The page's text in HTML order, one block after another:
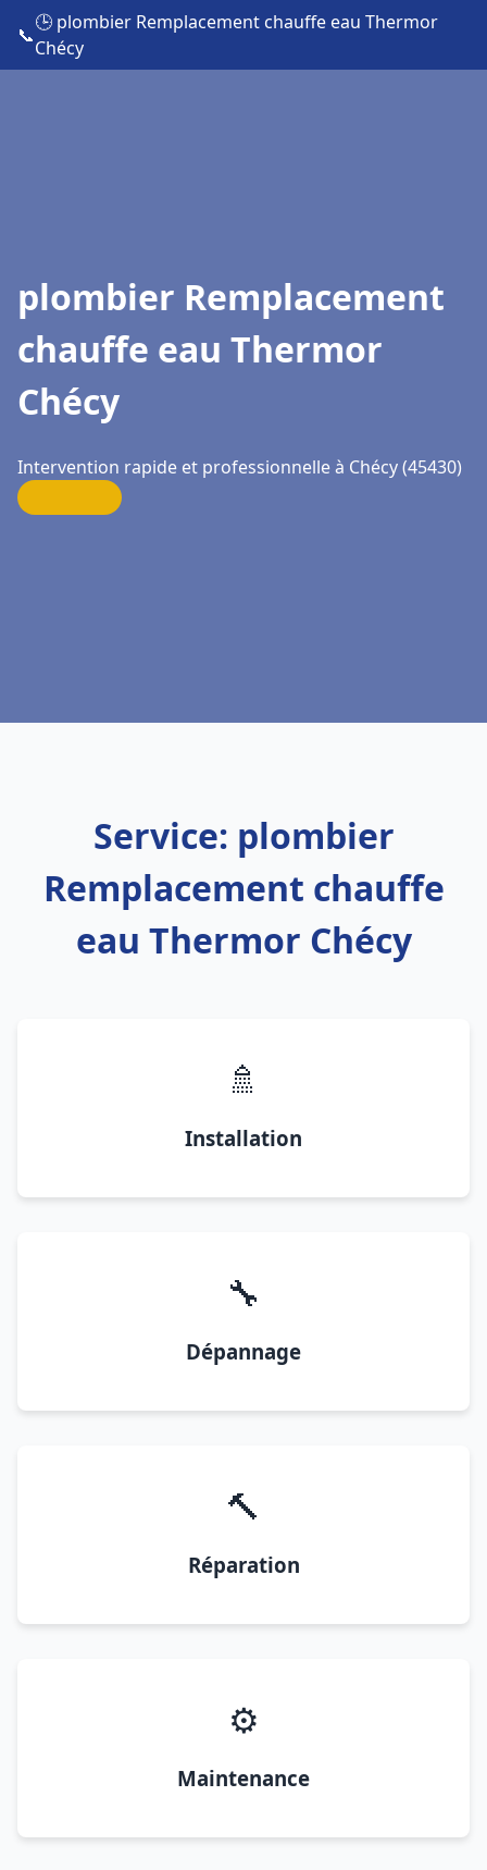
📞
🕒 plombier Remplacement chauffe eau Thermor
Chécy
plombier Remplacement
chauffe eau Thermor
Chécy
Intervention rapide et professionnelle à Chécy (45430)
Service: plombier
Remplacement chauffe
eau Thermor Chécy
🚿
Installation
🔧
Dépannage
🔨
Réparation
⚙️
Maintenance